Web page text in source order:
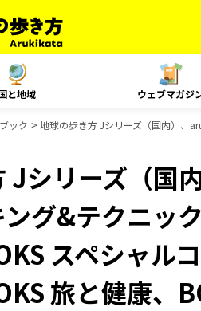
と地域 ウェブマガジ
ック 地球の歩き方 Jシリーズ（国内）、
Jシリーズ（国
グ&テクニッ
スペシャル
旅と健康、